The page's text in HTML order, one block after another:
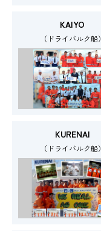
KAIYO
（ドライバルク船）
KURENAI
（ドライバルク船）